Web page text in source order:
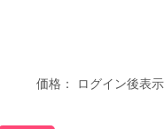
価格： ログイン後表示